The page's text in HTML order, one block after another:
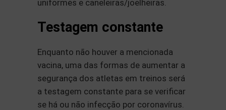
uniformes e caneleiras/joelheiras.
Testagem constante
Enquanto não houver a mencionada
vacina, uma das formas de aumentar a
segurança dos atletas em treinos será
a testagem constante para se verificar
se há ou não infecção por coronavírus.